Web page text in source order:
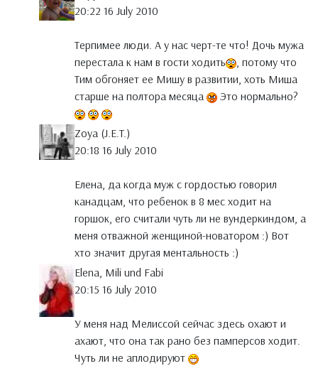
20:22 16 July 2010
Терпимее люди. А у нас черт-те что! Дочь мужа
перестала к нам в гости ходить
, потому что
Тим обгоняет ее Мишу в развитии, хоть Миша
старше на полтора месяца
Это нормально?
Zoya (J.E.T.)
20:18 16 July 2010
Елена, да когда муж с гордостью говорил
канадцам, что ребенок в 8 мес ходит на
горшок, его считали чуть ли не вундеркиндом, а
меня отважной женщиной-новатором :) Вот
хто значит другая ментальность :)
Elena, Mili und Fabi
20:15 16 July 2010
У меня над Мелиссой сейчас здесь охают и
ахают, что она так рано без памперсов ходит.
Чуть ли не аплодируют